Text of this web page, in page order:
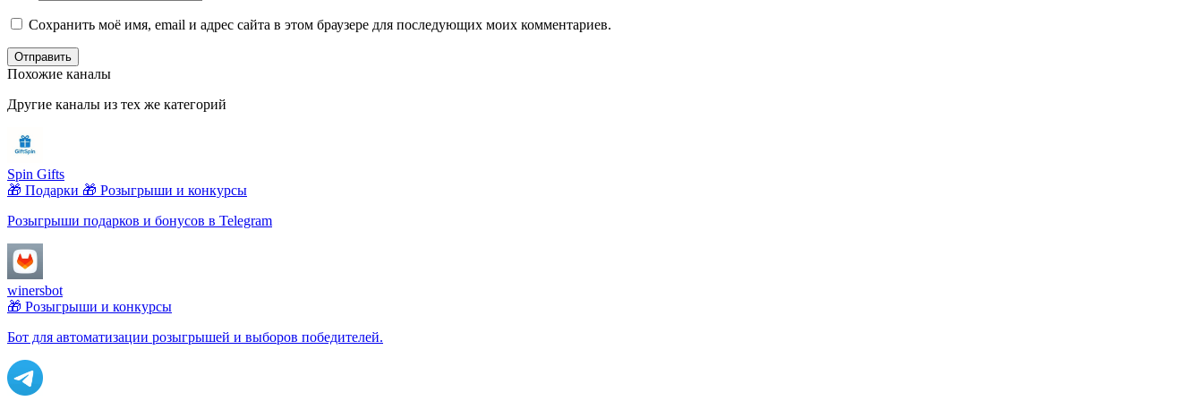
Сохранить моё имя, email и адрес сайта в этом браузере для последующих моих комментариев.
Отправить
Похожие каналы
Другие каналы из тех же категорий
Spin Gifts
🎁 Подарки 🎁 Розыгрыши и конкурсы
Розыгрыши подарков и бонусов в Telegram
winersbot
🎁 Розыгрыши и конкурсы
Бот для автоматизации розыгрышей и выборов победителей.